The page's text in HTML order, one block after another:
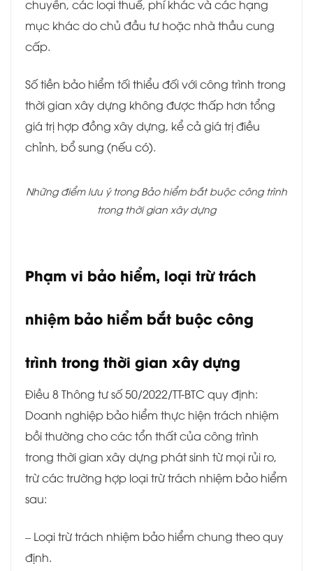
chuyển, các loại thuế, phí khác và các hạng
mục khác do chủ đầu tư hoặc nhà thầu cung
cấp.
Số tiền bảo hiểm tối thiểu đối với công trình trong
thời gian xây dựng không được thấp hơn tổng
giá trị hợp đồng xây dựng, kể cả giá trị điều
chỉnh, bổ sung (nếu có).
Những điểm lưu ý trong Bảo hiểm bắt buộc công trình
trong thời gian xây dựng
Phạm vi bảo hiểm, loại trừ trách
nhiệm bảo hiểm bắt buộc công
trình trong thời gian xây dựng
Điều 8 Thông tư số 50/2022/TT-BTC quy định:
Doanh nghiệp bảo hiểm thực hiện trách nhiệm
bồi thường cho các tổn thất của công trình
trong thời gian xây dựng phát sinh từ mọi rủi ro,
trừ các trường hợp loại trừ trách nhiệm bảo hiểm
sau:
– Loại trừ trách nhiệm bảo hiểm chung theo quy
định.